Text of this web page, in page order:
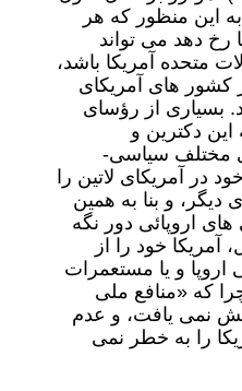
این منظور که هر
رخ دهد می تواند
متحده آمریکا باشد،
کشور های آمریکای
بسیاری از رؤسای
این دکترین و
مختلف سیاسی-
در آمریکای لاتین را
دیگر، و بنا به همین
اروپائی دور نگه
خود را از
و یا مستعمرات
که «منافع ملی
نمی یافت، و عدم
را به خطر نمی